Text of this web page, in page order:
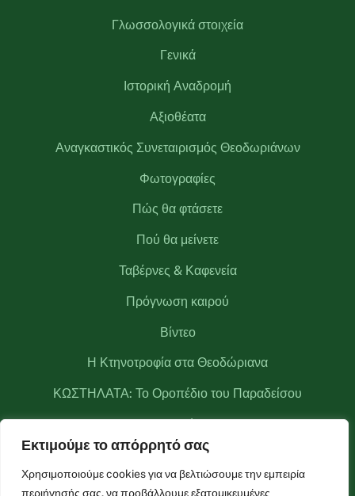
Εκτιμούμε το απόρρητό σας
Χρησιμοποιούμε cookies για να βελτιώσουμε την εμπειρία
περιήγησής σας, να προβάλλουμε εξατομικευμένες
Γλωσσολογικά στοιχεία
Γενικά
Ιστορική Αναδρομή
Αξιοθέατα
Αναγκαστικός Συνεταιρισμός Θεοδωριάνων
Φωτογραφίες
Πώς θα φτάσετε
Πού θα μείνετε
Ταβέρνες & Καφενεία
Πρόγνωση καιρού
Βίντεο
Η Κτηνοτροφία στα Θεοδώριανα
ΚΩΣΤΗΛΑΤΑ: Το Οροπέδιο του Παραδείσου
Σκαρπάρι
Νερά! Νερά! Νερά!
Κριάκουρας